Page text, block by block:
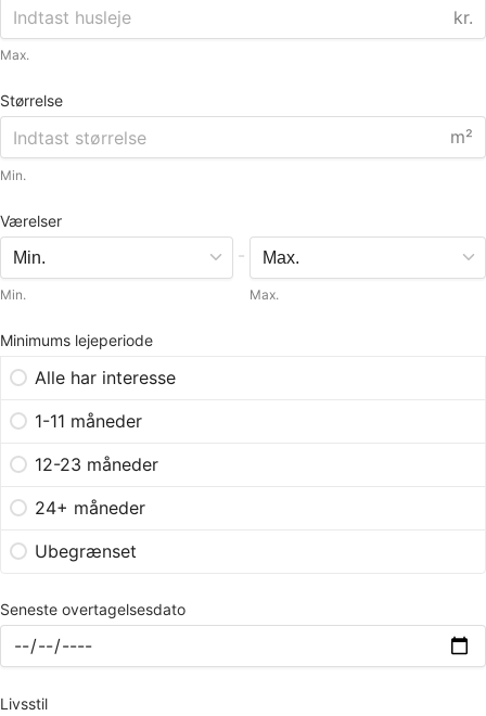
kr.
Max.
Størrelse
m²
Min.
Værelser
Min.
-
Max.
Minimums lejeperiode
Alle har interesse
1-11 måneder
12-23 måneder
24+ måneder
Ubegrænset
Seneste overtagelsesdato
Livsstil